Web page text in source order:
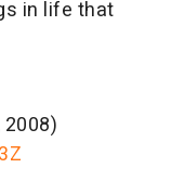
in life that